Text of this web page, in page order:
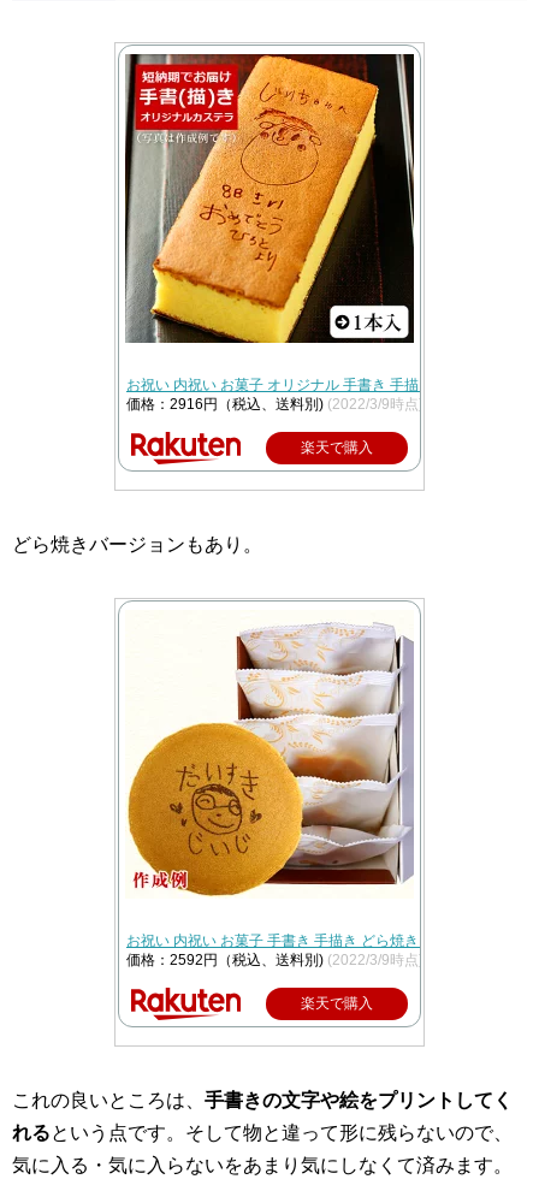
お祝い 内祝い お菓子 オリジナル 手書き 手描き カステラ 0.6
価格：2916円（税込、送料別) (2022/3/9時点)
楽天で購入
どら焼きバージョンもあり。
お祝い 内祝い お菓子 手書き 手描き どら焼き 5個 箱入り 個包
価格：2592円（税込、送料別) (2022/3/9時点)
楽天で購入
これの良いところは、 手書きの文字や絵をプリントしてく
れるという点です。そして物と違って形に残らないので、
気に入る・気に入らないをあまり気にしなくて済みます。